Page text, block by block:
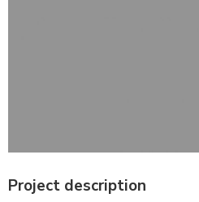
Project description